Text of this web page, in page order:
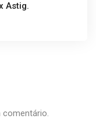
Astig.
comentário.